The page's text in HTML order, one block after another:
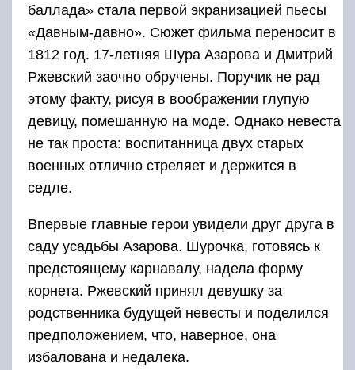
баллада» стала первой экранизацией пьесы
«Давным-давно». Сюжет фильма переносит в
1812 год. 17-летняя Шура Азарова и Дмитрий
Ржевский заочно обручены. Поручик не рад
этому факту, рисуя в воображении глупую
девицу, помешанную на моде. Однако невеста
не так проста: воспитанница двух старых
военных отлично стреляет и держится в
седле.
Впервые главные герои увидели друг друга в
саду усадьбы Азарова. Шурочка, готовясь к
предстоящему карнавалу, надела форму
корнета. Ржевский принял девушку за
родственника будущей невесты и поделился
предположением, что, наверное, она
избалована и недалека.